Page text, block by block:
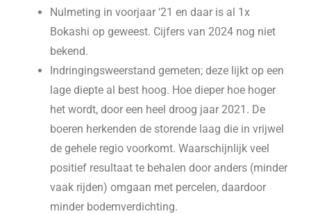
Nulmeting in voorjaar ‘21 en daar is al 1x
Bokashi op geweest. Cijfers van 2024 nog niet
bekend.
Indringingsweerstand gemeten; deze lijkt op een
lage diepte al best hoog. Hoe dieper hoe hoger
het wordt, door een heel droog jaar 2021. De
boeren herkenden de storende laag die in vrijwel
de gehele regio voorkomt. Waarschijnlijk veel
positief resultaat te behalen door anders (minder
vaak rijden) omgaan met percelen, daardoor
minder bodemverdichting.